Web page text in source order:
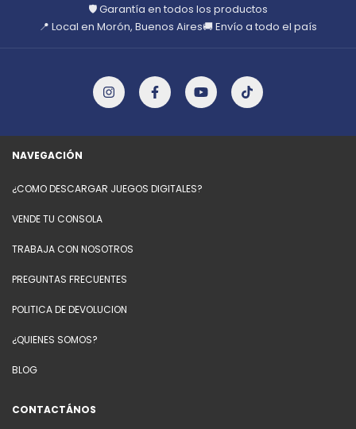
🛡️ Garantía en todos los productos
📍 Local en Morón, Buenos Aires🚚 Envío a todo el país
NAVEGACIÓN
¿COMO DESCARGAR JUEGOS DIGITALES?
VENDE TU CONSOLA
TRABAJA CON NOSOTROS
PREGUNTAS FRECUENTES
POLITICA DE DEVOLUCION
¿QUIENES SOMOS?
BLOG
CONTACTÁNOS